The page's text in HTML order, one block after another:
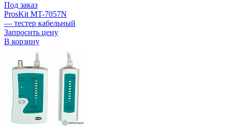
Под заказ
ProsKit MT-7057N
— тестер кабельный
Запросить цену
В корзину